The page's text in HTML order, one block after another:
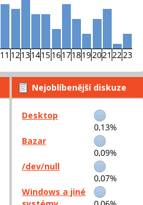
11 12131415161718192021 22 23
Nejoblíbenější diskuze
Desktop
0,13%
Bazar
0,09%
/dev/null
0,07%
Windows a jiné